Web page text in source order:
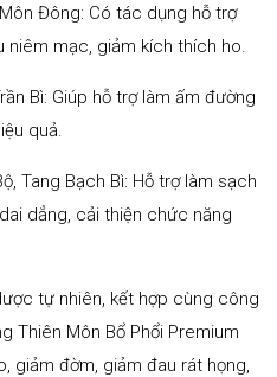
Đông: Có tác dụng hỗ trợ
niêm mạc, giảm kích thích ho.
Bì: Giúp hỗ trợ làm ấm đường
quả.
Tang Bạch Bì: Hỗ trợ làm sạch
dẳng, cải thiện chức năng
tự nhiên, kết hợp cùng công
Thiên Môn Bổ Phổi Premium
giảm đờm, giảm đau rát họng,